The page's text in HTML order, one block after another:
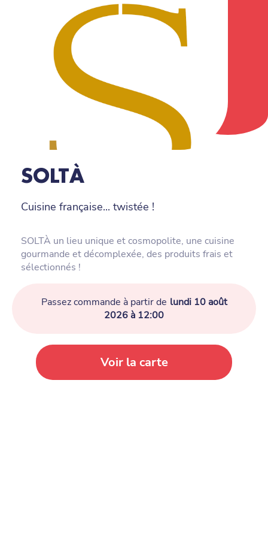
SOLTÀ
Cuisine française... twistée !
SOLTÀ un lieu unique et cosmopolite, une cuisine
gourmande et décomplexée, des produits frais et
sélectionnés !
Passez commande à partir de lundi 10 août
2026 à 12:00
Voir la carte